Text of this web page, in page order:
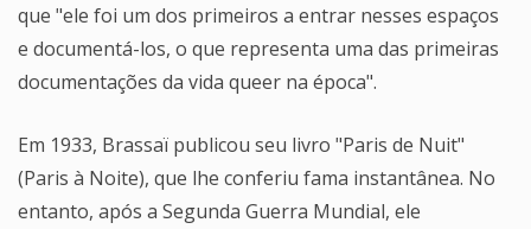
que "ele foi um dos primeiros a entrar nesses espaços
e documentá-los, o que representa uma das primeiras
documentações da vida queer na época".
Em 1933, Brassaï publicou seu livro "Paris de Nuit"
(Paris à Noite), que lhe conferiu fama instantânea. No
entanto, após a Segunda Guerra Mundial, ele